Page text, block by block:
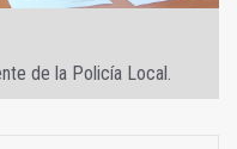
de la Policía Local.